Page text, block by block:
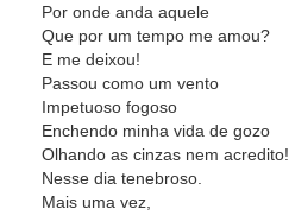
Por onde anda aquele
Que por um tempo me amou?
E me deixou!
Passou como um vento
Impetuoso fogoso
Enchendo minha vida de gozo
Olhando as cinzas nem acredito!
Nesse dia tenebroso.
Mais uma vez,